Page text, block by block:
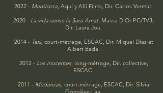
2022 - Mantícora, Aquí y Allí Films, Dir. Carlos Vermut.
2020 - La vida sense la Sara Amat, Massa D'Or P.C/TV3,
Dir. Laura Jou.
2014 - Taxi, court-métrage, ESCAC, Dir. Miquel Díaz et
Albert Bada.
2012 - Los inocentes, long-métrage, Dir. collective,
ESCAC.
2011 - Mudanzas, court-métrage, ESCAC, Dir. Sílvia
González-Laa.